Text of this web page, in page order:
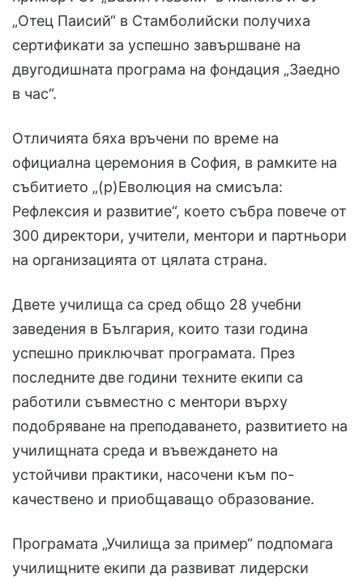
„Отец Паисий“ в Стамболийски получиха
сертификати за успешно завършване на
двугодишната програма на фондация „Заедно
в час“.
Отличията бяха връчени по време на
официална церемония в София, в рамките на
събитието „(р)Еволюция на смисъла:
Рефлексия и развитие“, което събра повече от
300 директори, учители, ментори и партньори
на организацията от цялата страна.
Двете училища са сред общо 28 учебни
заведения в България, които тази година
успешно приключват програмата. През
последните две години техните екипи са
работили съвместно с ментори върху
подобряване на преподаването, развитието на
училищната среда и въвеждането на
устойчиви практики, насочени към по-
качествено и приобщаващо образование.
Програмата „Училища за пример“ подпомага
училищните екипи да развиват лидерски